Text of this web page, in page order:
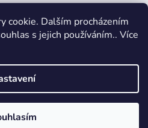
cookie. Dalším procházením
s jejich používáním.. Více
Shoptet
Psikralovstvi.cz - eshop pro